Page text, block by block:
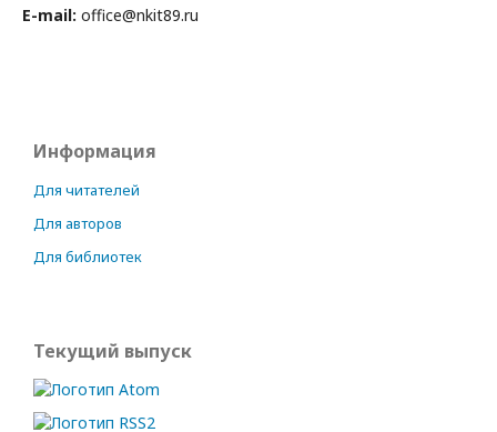
E-mail: office@nkit89.ru
Информация
Для читателей
Для авторов
Для библиотек
Текущий выпуск